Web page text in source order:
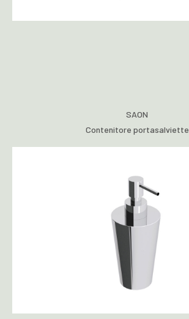
SAON
Contenitore portasalviette